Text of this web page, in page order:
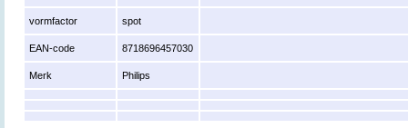
vormfactor spot
EAN-code 8718696457030
Merk Philips